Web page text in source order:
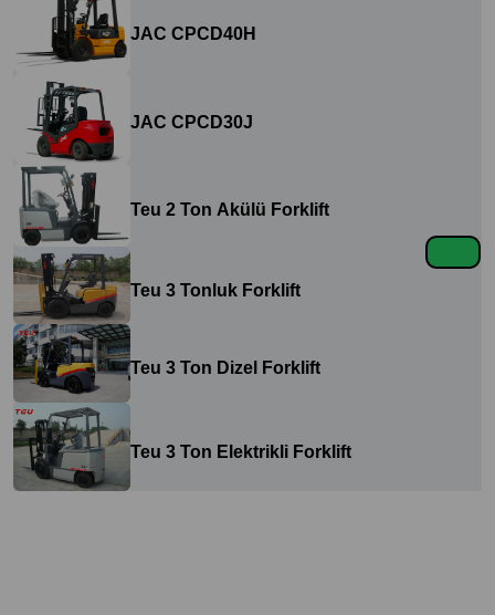
JAC CPCD40H
JAC CPCD30J
Teu 2 Ton Akülü Forklift
Teu 3 Tonluk Forklift
Teu 3 Ton Dizel Forklift
Teu 3 Ton Elektrikli Forklift